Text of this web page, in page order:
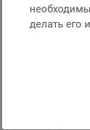
делать его